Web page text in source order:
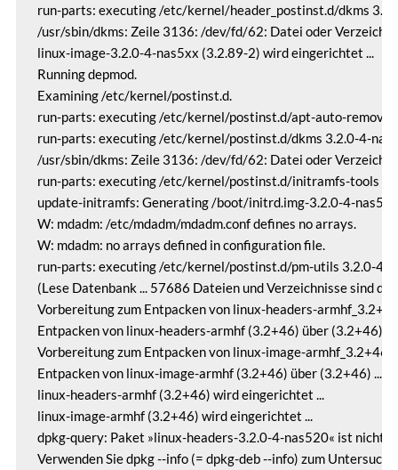
run-parts: executing /etc/kernel/header_postinst.d/dkms
/usr/sbin/dkms: Zeile 3136: /dev/fd/62: Datei oder
linux-image-3.2.0-4-nas5xx (3.2.89-2) wird eingerichtet ...
Running depmod.
Examining /etc/kernel/postinst.d.
run-parts: executing /etc/kernel/postinst.d/apt-auto-
run-parts: executing /etc/kernel/postinst.d/dkms 3.2.0-4-
/usr/sbin/dkms: Zeile 3136: /dev/fd/62: Datei oder
run-parts: executing /etc/kernel/postinst.d/initramfs-tools
update-initramfs: Generating /boot/initrd.img-3.2.0-4-nas5xx
W: mdadm: /etc/mdadm/mdadm.conf defines no arrays.
W: mdadm: no arrays defined in configuration file.
run-parts: executing /etc/kernel/postinst.d/pm-utils 3.2.0-4-
(Lese Datenbank ... 57686 Dateien und Verzeichnisse sind
Vorbereitung zum Entpacken von linux-headers-
Entpacken von linux-headers-armhf (3.2+46) über (3.2+46) ...
Vorbereitung zum Entpacken von linux-image-
Entpacken von linux-image-armhf (3.2+46) über (3.2+46) ...
linux-headers-armhf (3.2+46) wird eingerichtet ...
linux-image-armhf (3.2+46) wird eingerichtet ...
dpkg-query: Paket »linux-headers-3.2.0-4-nas520« ist nicht
Verwenden Sie dpkg --info (= dpkg-deb --info) zum